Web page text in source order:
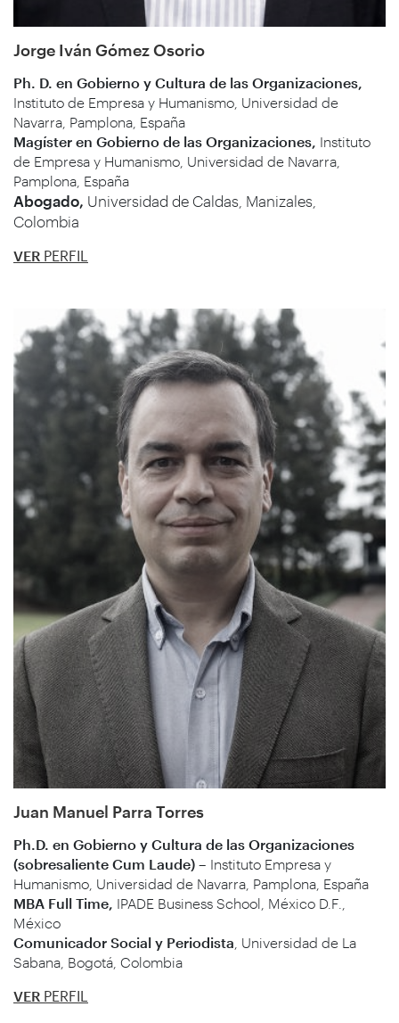
Jorge Iván Gómez Osorio
Ph. D. en Gobierno y Cultura de las Organizaciones,
Instituto de Empresa y Humanismo, Universidad de
Navarra, Pamplona, España
Magíster en Gobierno de las Organizaciones, Instituto
de Empresa y Humanismo, Universidad de Navarra,
Pamplona, España
Abogado, Universidad de Caldas, Manizales,
Colombia
VER PERFIL
Juan Manuel Parra Torres
Ph.D. en Gobierno y Cultura de las Organizaciones
(sobresaliente Cum Laude) – Instituto Empresa y
Humanismo, Universidad de Navarra, Pamplona, España
MBA Full Time, IPADE Business School, México D.F.,
México
Comunicador Social y Periodista , Universidad de La
Sabana, Bogotá, Colombia
VER PERFIL